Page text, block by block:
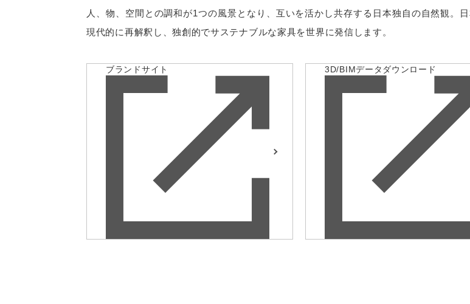
人、物、空間との調和が1つの風景となり、互いを活かし共存する⽇本独⾃の⾃然観。
現代的に再解釈し、独創的でサステナブルな家具を世界に発信します。
ブランドサイト 3D/BIMデータダウンロード